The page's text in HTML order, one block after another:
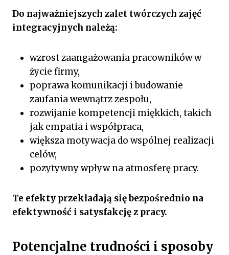
Do najważniejszych zalet twórczych zajęć
integracyjnych należą:
wzrost zaangażowania pracowników w
życie firmy,
poprawa komunikacji i budowanie
zaufania wewnątrz zespołu,
rozwijanie kompetencji miękkich, takich
jak empatia i współpraca,
większa motywacja do wspólnej realizacji
celów,
pozytywny wpływ na atmosferę pracy.
Te efekty przekładają się bezpośrednio na
efektywność i satysfakcję z pracy.
Potencjalne trudności i sposoby